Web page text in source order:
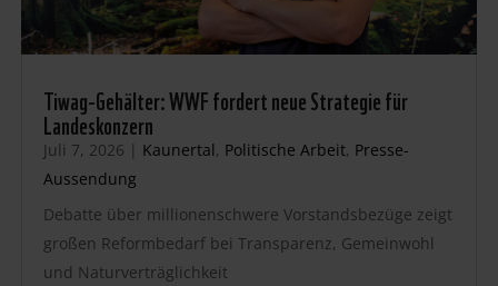
Tiwag-Gehälter: WWF fordert neue Strategie für
Landeskonzern
Juli 7, 2026 | Kaunertal, Politische Arbeit, Presse-
Aussendung
Debatte über millionenschwere Vorstandsbezüge zeigt
großen Reformbedarf bei Transparenz, Gemeinwohl
und Naturverträglichkeit